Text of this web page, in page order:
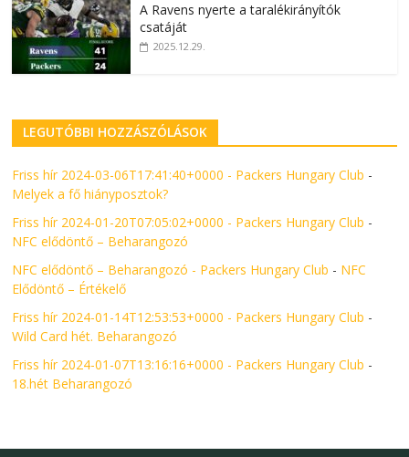
A Ravens nyerte a taralékirányítók
csatáját
2025.12.29.
LEGUTÓBBI HOZZÁSZÓLÁSOK
Friss hír 2024-03-06T17:41:40+0000 - Packers Hungary Club -
Melyek a fő hiányposztok?
Friss hír 2024-01-20T07:05:02+0000 - Packers Hungary Club -
NFC elődöntő – Beharangozó
NFC elődöntő – Beharangozó - Packers Hungary Club - NFC
Elődöntő – Értékelő
Friss hír 2024-01-14T12:53:53+0000 - Packers Hungary Club -
Wild Card hét. Beharangozó
Friss hír 2024-01-07T13:16:16+0000 - Packers Hungary Club -
18.hét Beharangozó